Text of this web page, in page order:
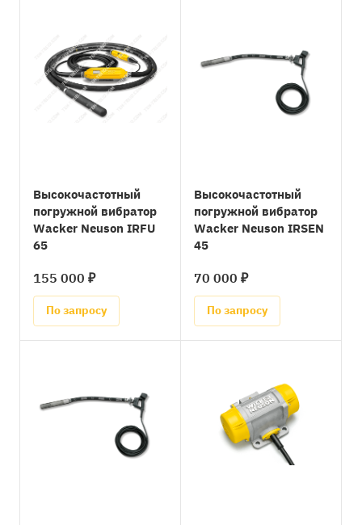
Высокочастотный
погружной вибратор
Wacker Neuson IRFU
65
155 000 ₽
По запросу
Высокочастотный
погружной вибратор
Wacker Neuson IRSEN
45
70 000 ₽
По запросу